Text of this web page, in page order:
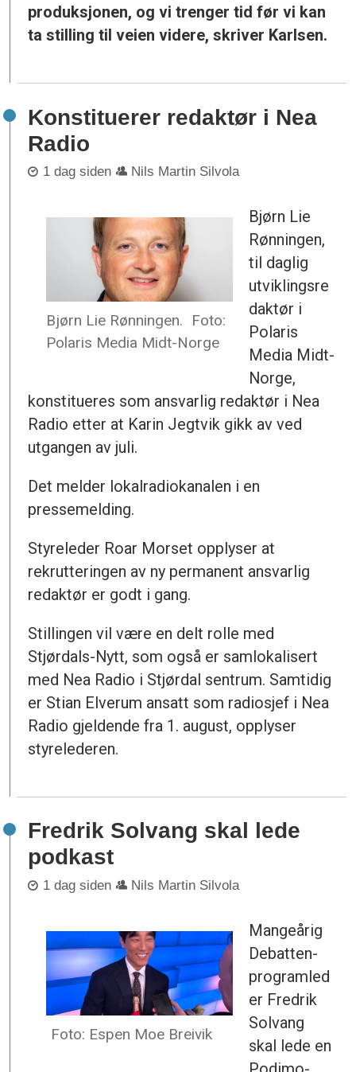
produksjonen, og vi trenger tid før vi kan
ta stilling til veien videre, skriver Karlsen.
Konstituerer redaktør i Nea
Radio
1 dag siden Nils Martin Silvola
Bjørn Lie Rønningen.
Foto:
Polaris Media Midt-Norge
Bjørn Lie
Rønningen,
til daglig
utviklingsre
daktør i
Polaris
Media Midt-
Norge,
konstitueres som ansvarlig redaktør i Nea
Radio etter at Karin Jegtvik gikk av ved
utgangen av juli.
Det melder lokalradiokanalen i en
pressemelding.
Styreleder Roar Morset opplyser at
rekrutteringen av ny permanent ansvarlig
redaktør er godt i gang.
Stillingen vil være en delt rolle med
Stjørdals-Nytt, som også er samlokalisert
med Nea Radio i Stjørdal sentrum. Samtidig
er Stian Elverum ansatt som radiosjef i Nea
Radio gjeldende fra 1. august, opplyser
styrelederen.
Fredrik Solvang skal lede
podkast
1 dag siden Nils Martin Silvola
Foto: Espen Moe Breivik
Mangeårig
Debatten-
programled
er Fredrik
Solvang
skal lede en